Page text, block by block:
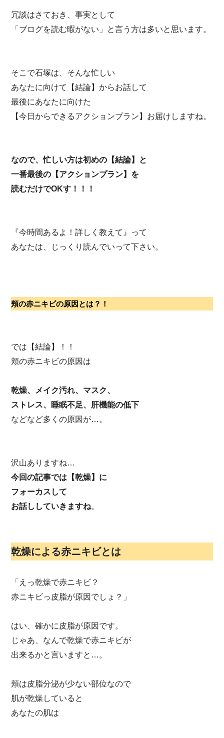
冗談はさておき、事実として
「ブログを読む暇がない」と言う方は多いと思います。
そこで石塚は、そんな忙しい
あなたに向けて【結論】からお話して
最後にあなたに向けた
【今日からできるアクションプラン】お届けしますね。
なので、忙しい方は初めの【結論】と
一番最後の【アクションプラン】を
読むだけでOKす！！！
『今時間あるよ！詳しく教えて』って
あなたは、じっくり読んでいって下さい。
頬の赤ニキビの原因とは？！
では【結論】！！
頬の赤ニキビの原因は
乾燥、メイク汚れ、マスク、
ストレス、睡眠不足、肝機能の低下
などなど多くの原因が…。
沢山ありますね…
今回の記事では【乾燥】に
フォーカスして
お話ししていきますね。
乾燥による赤ニキビとは
「えっ乾燥で赤ニキビ？
赤ニキビっ皮脂が原因でしょ？」
はい、確かに皮脂が原因です。
じゃあ、なんで乾燥で赤ニキビが
出来るかと言いますと…。
頬は皮脂分泌が少ない部位なので
肌が乾燥していると
あなたの肌は